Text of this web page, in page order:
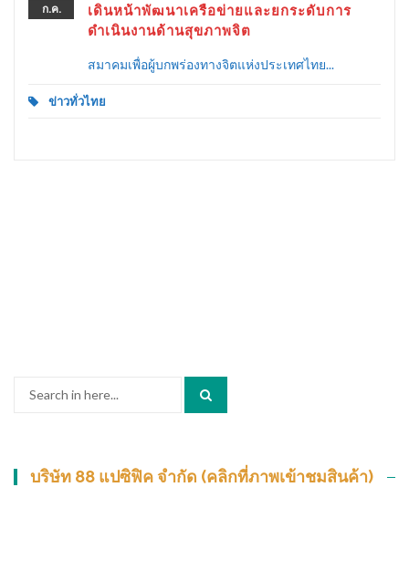
ก.ค.
เดินหน้าพัฒนาเครือข่ายและยกระดับการ
ดำเนินงานด้านสุขภาพจิต
สมาคมเพื่อผู้บกพร่องทางจิตแห่งประเทศไทย...
ข่าวทั่วไทย
บริษัท 88 แปซิฟิค จำกัด (คลิกที่ภาพเข้าชมสินค้า)